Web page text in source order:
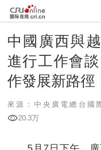
中國廣西與
進行工作會
作發展新路徑
來源：中央廣電總台國
20.3万
5月7日下午，廣